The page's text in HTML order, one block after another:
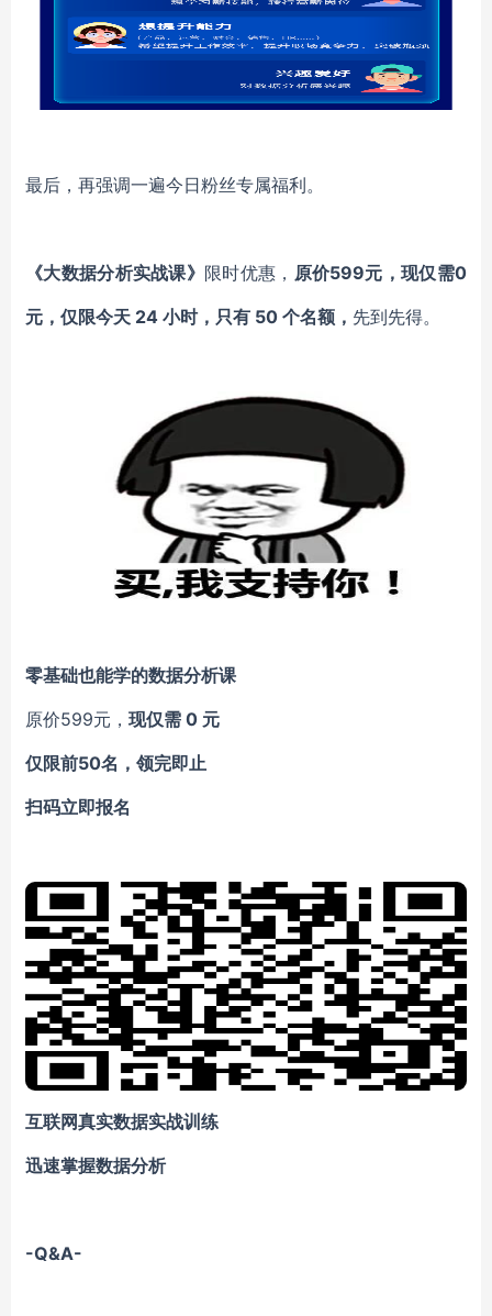
最后，再强调一遍今日粉丝专属福利。
《大数据分析实战课》 限时优惠， 原价599元，现仅需0
元，仅限今天 24 小时，只有 50 个名额， 先到先得。
零基础也能学的数据分析课
原价599元， 现仅需 0 元
仅限前50名，领完即止
扫码立即报名
互联网真实数据实战训练
迅速掌握数据分析
-Q&A-